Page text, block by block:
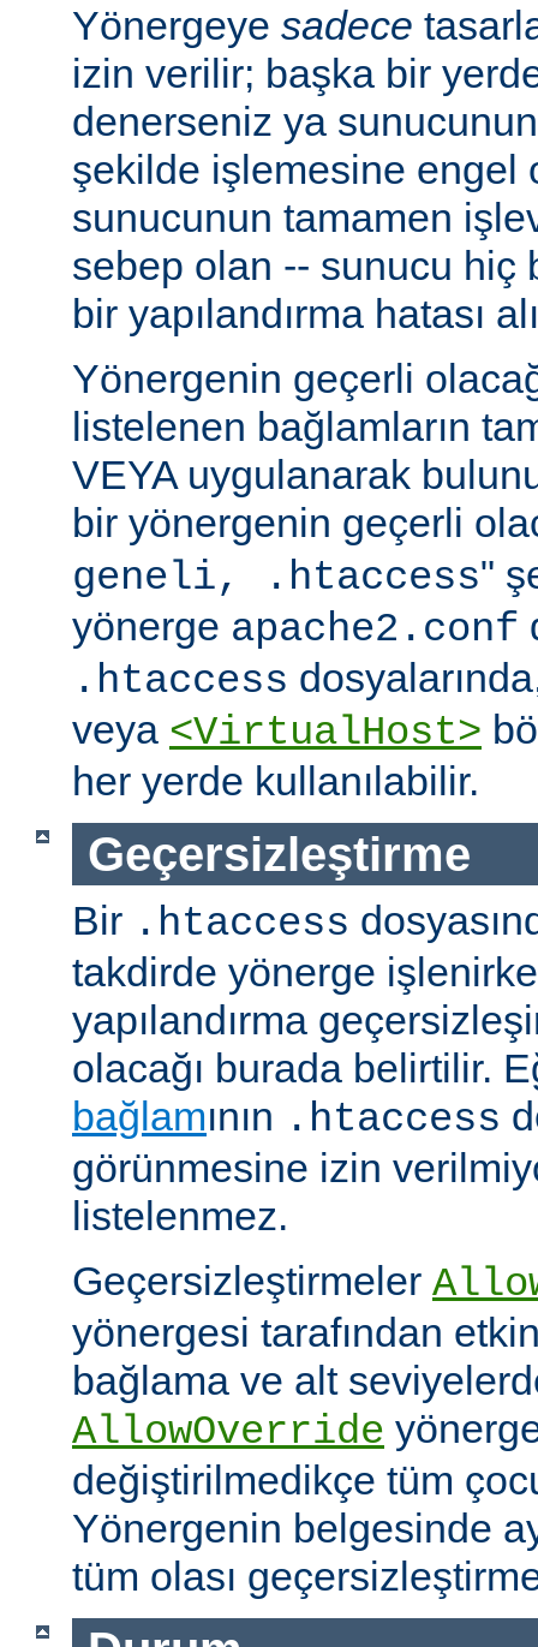
Yönergeye sadece
izin verilir; başka bir
denerseniz ya
şekilde işlemesine engel
sunucunun tamamen
sebep olan -- sunucu hiç
bir yapılandırma hatası
Yönergenin geçerli
listelenen bağlamların
VEYA uygulanarak
bir yönergenin geçerli
geneli, .htaccess"
yönerge apache2.conf
.htaccess
veya <VirtualHost>
her yerde kullanılabilir.
Geçersizleştirme
Bir .htaccess
takdirde yönerge
yapılandırma
olacağı burada belirtilir.
bağlamının .htaccess
görünmesine izin
listelenmez.
Geçersizleştirmeler
yönergesi tarafından
bağlama ve alt
AllowOverride
değiştirilmedikçe tüm
Yönergenin belgesinde
tüm olası